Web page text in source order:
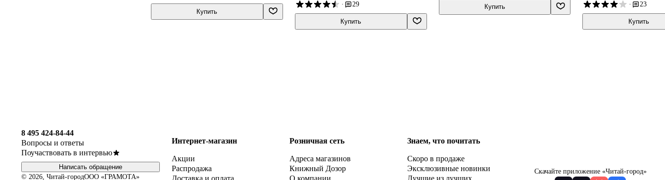
Купить
·
29
Купить
Купить
·
23
Купить
8 495 424-84-44
Вопросы и ответы
Поучаствовать в интервью
Написать обращение
© 2026, Читай-городООО «ГРАМОТА»
Интернет-магазин
Акции
Распродажа
Доставка и оплата
Розничная сеть
Адреса магазинов
Книжный Дозор
О компании
Знаем, что почитать
Скоро в продаже
Эксклюзивные новинки
Лучшие из лучших
Скачайте приложение «Читай-город»